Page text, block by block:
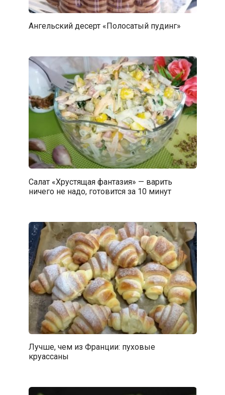
Ангельский десерт «Полосатый пудинг»
Салат «Хрустящая фантазия» — варить
ничего не надо, готовится за 10 минут
Лучше, чем из Франции: пуховые
круассаны